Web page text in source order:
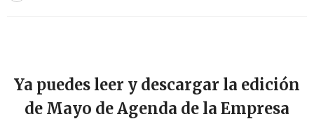
Ya puedes leer y descargar la edición
de Mayo de Agenda de la Empresa